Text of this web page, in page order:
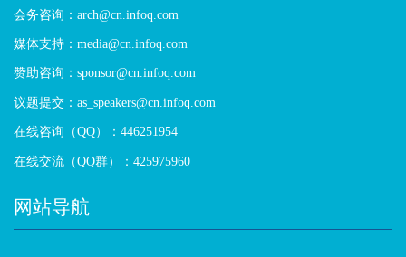
会务咨询：arch@cn.infoq.com
媒体支持：media@cn.infoq.com
赞助咨询：sponsor@cn.infoq.com
议题提交：as_speakers@cn.infoq.com
在线咨询（QQ）：446251954
在线交流（QQ群）：425975960
网站导航